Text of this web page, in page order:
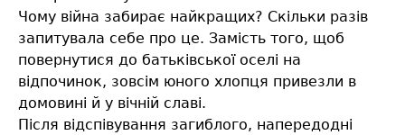
Чому війна забирає найкращих? Скільки разів
запитувала себе про це. Замість того, щоб
повернутися до батьківської оселі на
відпочинок, зовсім юного хлопця привезли в
домовині й у вічній славі.
Після відспівування загиблого, напередодні